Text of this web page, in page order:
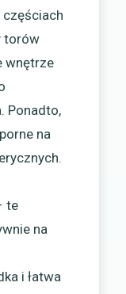
torów
wnętrze
Ponadto,
na
te
na
i łatwa